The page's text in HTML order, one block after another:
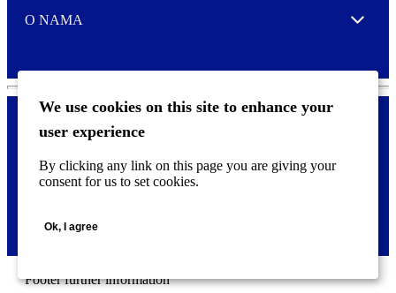
We use cookies on this site to enhance your
user experience
By clicking any link on this page you are giving your
consent for us to set cookies.
Ok, I agree
O NAMA Expand
o
n
Pravne i tzv. Cookie obavijesti
Footer further information